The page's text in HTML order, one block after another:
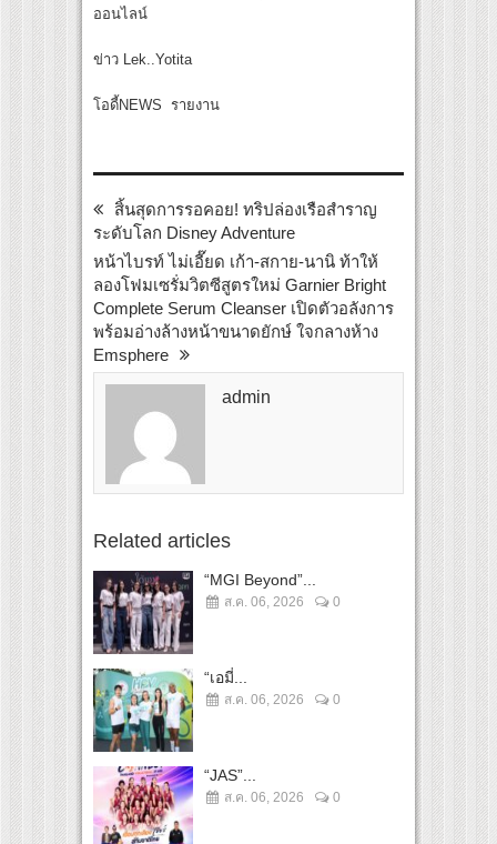
ออนไลน์
ข่าว Lek..Yotita
โอดี้NEWS รายงาน
สิ้นสุดการรอคอย! ทริปล่องเรือสำราญ
ระดับโลก Disney Adventure
หน้าไบรท์ ไม่เอี๊ยด เก้า-สกาย-นานิ ท้าให้
ลองโฟมเซรั่มวิตซีสูตรใหม่ Garnier Bright
Complete Serum Cleanser เปิดตัวอลังการ
พร้อมอ่างล้างหน้าขนาดยักษ์ ใจกลางห้าง
Emsphere
admin
Related articles
“MGI Beyond”...
ส.ค. 06, 2026 0
“เอมี่...
ส.ค. 06, 2026 0
“JAS”...
ส.ค. 06, 2026 0